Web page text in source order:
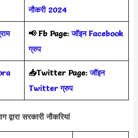
नौकरी 2024
📢 Fb Page:जॉइन Facebook
ग्रुप
📥Twitter Page:जॉइन
Twitter ग्रुप
द्वारा सरकारी नौकरियां